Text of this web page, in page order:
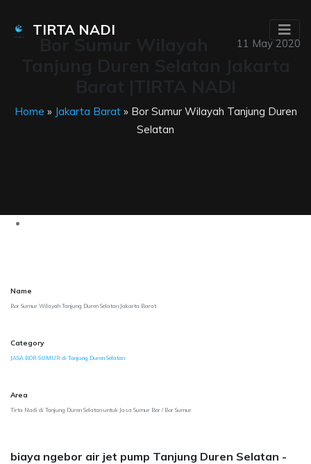
TIRTA NADI
11 May 2020
Home » Jakarta Barat» Bor Sumur Wilayah Tanjung Duren
Selatan
Name
Bor Sumur Wilayah Tanjung Duren Selatan Jakarta Barat
Category
JASA BOR SUMUR di Tanjung Duren Selatan
Area
Tirta Nadi di Tanjung Duren Selatan untuk Jasa Sumur Bor / Bor Sumur
biaya ngebor air jet pump Tanjung Duren Selatan -